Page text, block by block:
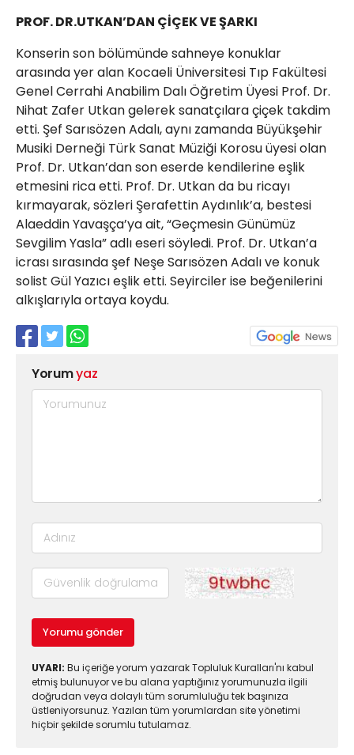
PROF. DR.UTKAN’DAN ÇİÇEK VE ŞARKI
Konserin son bölümünde sahneye konuklar
arasında yer alan Kocaeli Üniversitesi Tıp Fakültesi
Genel Cerrahi Anabilim Dalı Öğretim Üyesi Prof. Dr.
Nihat Zafer Utkan gelerek sanatçılara çiçek takdim
etti. Şef Sarısözen Adalı, aynı zamanda Büyükşehir
Musiki Derneği Türk Sanat Müziği Korosu üyesi olan
Prof. Dr. Utkan’dan son eserde kendilerine eşlik
etmesini rica etti. Prof. Dr. Utkan da bu ricayı
kırmayarak, sözleri Şerafettin Aydınlık’a, bestesi
Alaeddin Yavaşça’ya ait, “Geçmesin Günümüz
Sevgilim Yasla” adlı eseri söyledi. Prof. Dr. Utkan’a
icrası sırasında şef Neşe Sarısözen Adalı ve konuk
solist Gül Yazıcı eşlik etti. Seyirciler ise beğenilerini
alkışlarıyla ortaya koydu.
Yorumyaz
Yorumu gönder
UYARI: Bu içeriğe yorum yazarak Topluluk Kuralları'nı kabul
etmiş bulunuyor ve bu alana yaptığınız yorumunuzla ilgili
doğrudan veya dolaylı tüm sorumluluğu tek başınıza
üstleniyorsunuz. Yazılan tüm yorumlardan site yönetimi
hiçbir şekilde sorumlu tutulamaz.